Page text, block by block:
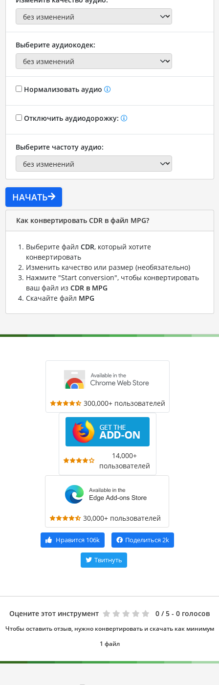
Выберите аудиокодек:
Нормализовать аудио
Отключить аудиодорожку:
Выберите частоту аудио:
НАЧАТЬ
Как конвертировать CDR в файл MPG?
Выберите файл CDR, который хотите
конвертировать
Изменить качество или размер (необязательно)
Нажмите "Start conversion", чтобы конвертировать
ваш файл из CDR в MPG
Скачайте файл MPG
300,000+ пользователей
14,000+
пользователей
30,000+ пользователей
Нравится 106k Поделиться 2k
Твитнуть
Оцените этот инструмент 0 / 5 - 0 голосов
Чтобы оставить отзыв, нужно конвертировать и скачать как минимум
1 файл